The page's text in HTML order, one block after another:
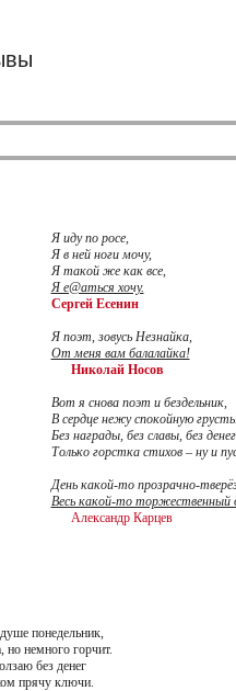
Я иду по росе,
Я в ней ноги мочу,
Я такой же как все,
Я е@аться хочу.
Сергей Есенин
Я поэт, зовусь Незнайка,
От меня вам балалайка!
Николай Носов
Вот я снова поэт и бездельник,
В сердце нежу спокойную грусть.
Без награды, без славы, без
Только горстка стихов – ну и
День какой-то прозрачно-
Весь какой-то торжественный
Александр Карцев
понедельник,
немного горчит.
без денег
прячу ключи.